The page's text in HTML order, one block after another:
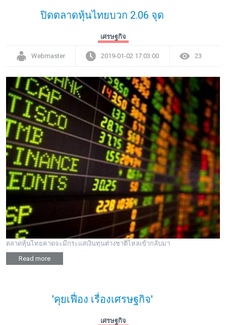
ปิดตลาดหุ้นไทยบวก 2.06 จุด
เศรษฐกิจ
Webmaster 2019-01-02 17:03:00 23
ตลาดหุ้นไทยคาดจะมีกระแสเงินทุนต่างชาติไหลเข้ากลับมา
Read more
'คุยเฟื่อง เรื่องเศรษฐกิจ'
เศรษฐกิจ